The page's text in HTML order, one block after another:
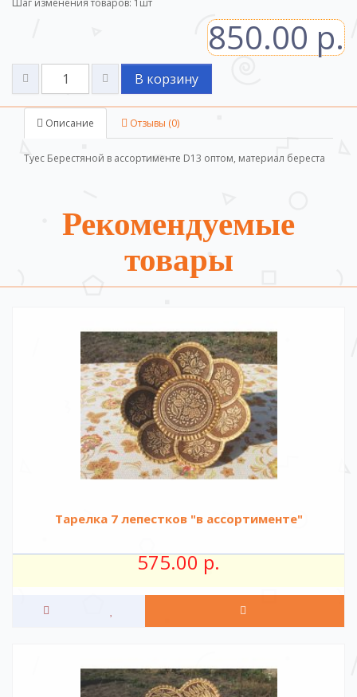
Шаг изменения товаров: 1 шт
850.00 р.
В корзину
Описание Отзывы (0)
Туес Берестяной в ассортименте D13 оптом, материал береста
Рекомендуемые
товары
Тарелка 7 лепестков "в ассортименте"
575.00 р.